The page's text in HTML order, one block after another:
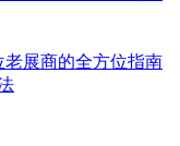
展商的全方位指南